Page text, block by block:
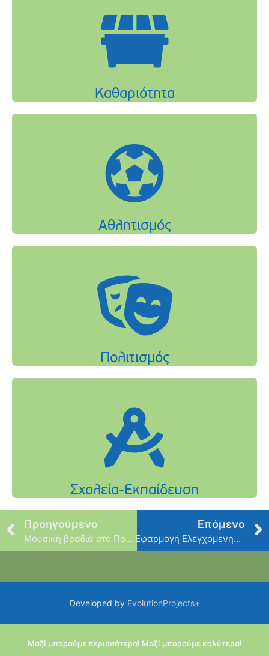
Προηγούμενο
Μουσική βραδιά στο Πολιτιστικό
Επόμενο
Εφαρμογή Ελεγχόμενης Στάθμευσης
Developed by EvolutionProjects+
Μαζί μπορούμε περισσότερα! Μαζί μπορούμε καλύτερα!